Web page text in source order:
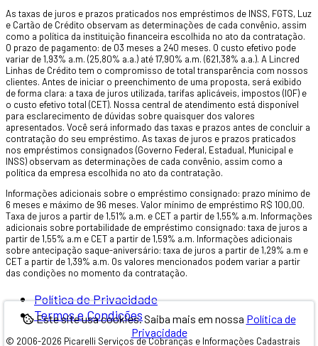
Este site usa cookies. Saiba mais em nossa Política de
Privacidade
As taxas de juros e prazos praticados nos empréstimos de INSS, FGTS, Luz
e Cartão de Crédito observam as determinações de cada convênio, assim
como a política da instituição financeira escolhida no ato da contratação.
O prazo de pagamento: de 03 meses a 240 meses. O custo efetivo pode
variar de 1,93% a.m. (25,80% a.a.) até 17,90% a.m. (621,38% a.a.). A Lincred
Linhas de Crédito tem o compromisso de total transparência com nossos
clientes. Antes de iniciar o preenchimento de uma proposta, será exibido
de forma clara: a taxa de juros utilizada, tarifas aplicáveis, impostos (IOF) e
o custo efetivo total (CET). Nossa central de atendimento está disponível
para esclarecimento de dúvidas sobre quaisquer dos valores
apresentados. Você será informado das taxas e prazos antes de concluir a
contratação do seu empréstimo. As taxas de juros e prazos praticados
nos empréstimos consignados (Governo Federal, Estadual, Municipal e
INSS) observam as determinações de cada convênio, assim como a
política da empresa escolhida no ato da contratação.
Informações adicionais sobre o empréstimo consignado: prazo mínimo de
6 meses e máximo de 96 meses. Valor mínimo de empréstimo R$ 100,00.
Taxa de juros a partir de 1,51% a.m. e CET a partir de 1,55% a.m. Informações
adicionais sobre portabilidade de empréstimo consignado: taxa de juros a
partir de 1,55% a.m e CET a partir de 1,59% a.m. Informações adicionais
sobre antecipação saque-aniversário: taxa de juros a partir de 1,29% a.m e
CET a partir de 1,39% a.m. Os valores mencionados podem variar a partir
das condições no momento da contratação.
Política de Privacidade
Termos e Condições
© 2006-2026 Picarelli Serviços de Cobranças e Informações Cadastrais